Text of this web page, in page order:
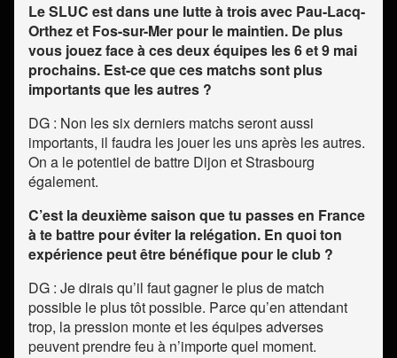
Le SLUC est dans une lutte à trois avec Pau-Lacq-
Orthez et Fos-sur-Mer pour le maintien. De plus
vous jouez face à ces deux équipes les 6 et 9 mai
prochains. Est-ce que ces matchs sont plus
importants que les autres ?
DG : Non les six derniers matchs seront aussi
importants, il faudra les jouer les uns après les autres.
On a le potentiel de battre Dijon et Strasbourg
également.
C’est la deuxième saison que tu passes en France
à te battre pour éviter la relégation. En quoi ton
expérience peut être bénéfique pour le club ?
DG : Je dirais qu’il faut gagner le plus de match
possible le plus tôt possible. Parce qu’en attendant
trop, la pression monte et les équipes adverses
peuvent prendre feu à n’importe quel moment.